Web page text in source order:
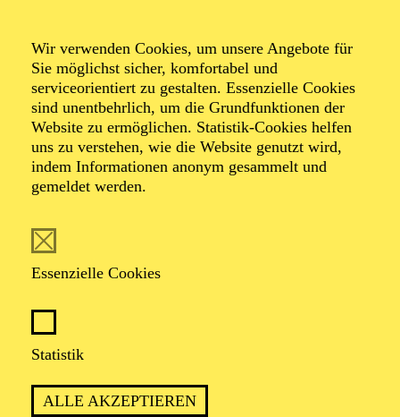
Wir verwenden Cookies, um unsere Angebote für
Sie möglichst sicher, komfortabel und
serviceorientiert zu gestalten. Essenzielle Cookies
sind unentbehrlich, um die Grundfunktionen der
Website zu ermöglichen. Statistik-Cookies helfen
uns zu verstehen, wie die Website genutzt wird,
indem Informationen anonym gesammelt und
gemeldet werden.
Essenzielle Cookies
Statistik
ALLE AKZEPTIEREN
Familien-Werkstatt
Für Kinder und Erwachsene, empfohlen ab 6 Jahren